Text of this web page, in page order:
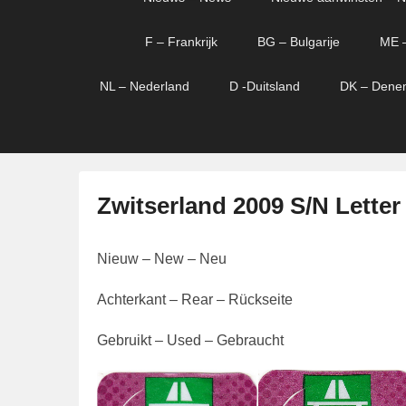
F – Frankrijk BG – Bulgarije ME
NL – Nederland D -Duitsland DK –
Zwitserland 2009 S/N Letter
e
l
a
s
Nieuw – New – Neu
Achterkant – Rear – Rückseite
Gebruikt – Used – Gebraucht